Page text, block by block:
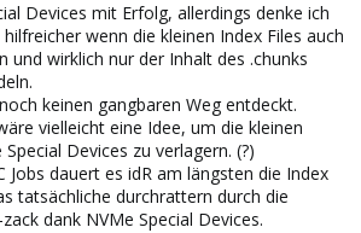
Devices mit Erfolg, allerdings denke ich
wenn die kleinen Index Files auch
und wirklich nur der Inhalt des .chunks
keinen gangbaren Weg entdeckt.
vielleicht eine Idee, um die kleinen
Devices zu verlagern. (?)
Jobs dauert es idR am längsten die Index
tatsächliche durchrattern durch die
dank NVMe Special Devices.